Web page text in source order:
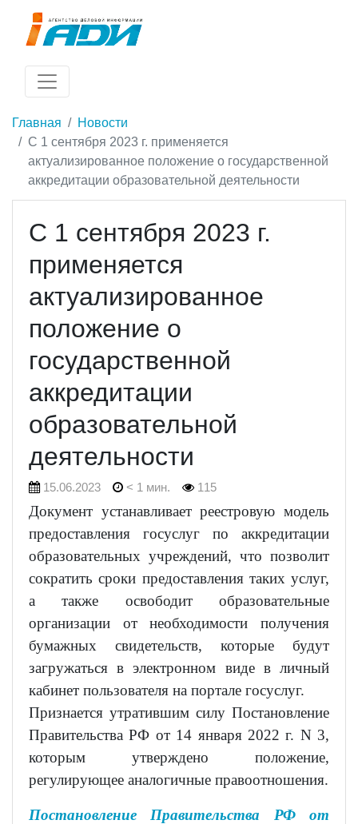
Главная
Новости
С 1 сентября 2023 г. применяется
актуализированное положение о государственной
аккредитации образовательной деятельности
С 1 сентября 2023 г.
применяется
актуализированное
положение о
государственной
аккредитации
образовательной
деятельности
15.06.2023 < 1 мин. 115
Документ устанавливает реестровую модель
предоставления госуслуг по аккредитации
образовательных учреждений, что позволит
сократить сроки предоставления таких услуг,
а также освободит образовательные
организации от необходимости получения
бумажных свидетельств, которые будут
загружаться в электронном виде в личный
кабинет пользователя на портале госуслуг.
Признается утратившим силу Постановление
Правительства РФ от 14 января 2022 г. N 3,
которым утверждено положение,
регулирующее аналогичные правоотношения.
Постановление Правительства РФ от